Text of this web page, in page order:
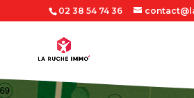
02 38 54 74 36